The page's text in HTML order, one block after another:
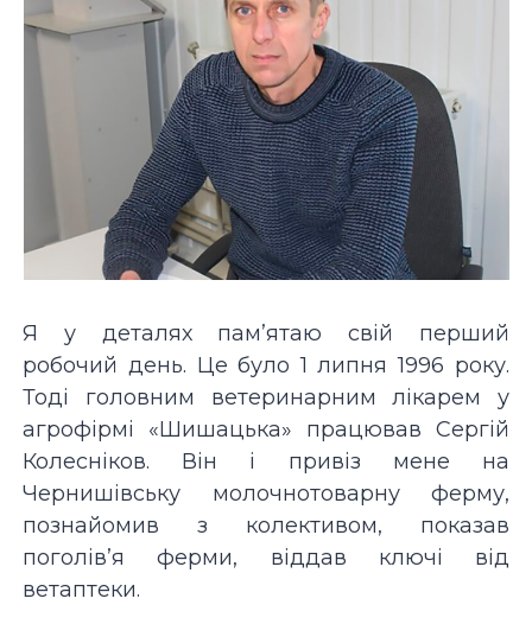
Я у деталях пам’ятаю свій перший
робочий день. Це було 1 липня 1996 року.
Тоді головним ветеринарним лікарем у
агрофірмі «Шишацька» працював Сергій
Колесніков. Він і привіз мене на
Чернишівську молочнотоварну ферму,
познайомив з колективом, показав
поголів’я ферми, віддав ключі від
ветаптеки.